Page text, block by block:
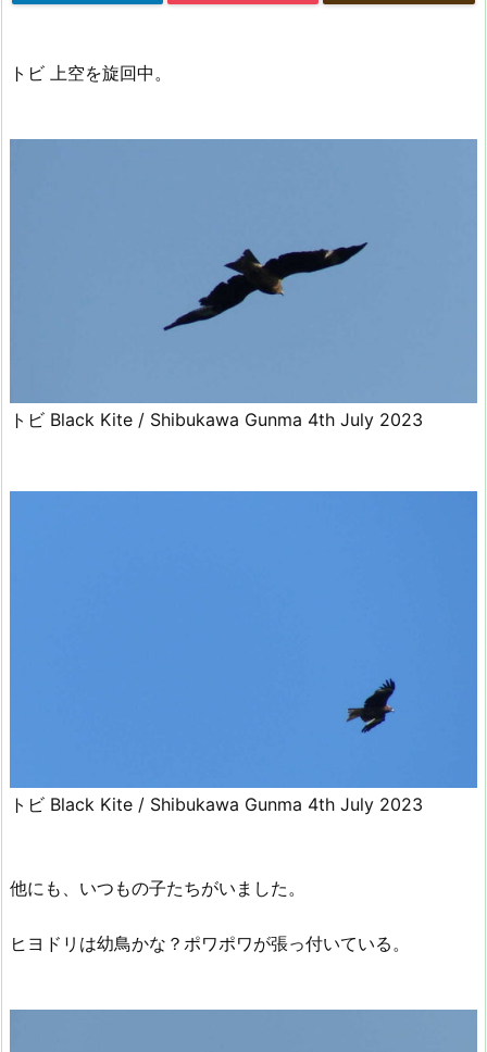
トビ 上空を旋回中。
トビ Black Kite / Shibukawa Gunma 4th July 2023
トビ Black Kite / Shibukawa Gunma 4th July 2023
他にも、いつもの子たちがいました。
ヒヨドリは幼鳥かな？ポワポワが張っ付いている。